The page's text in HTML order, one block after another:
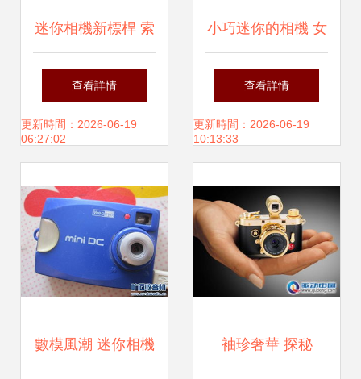
迷你相機新標桿 索
尼NEX-C3邯鄲
4580元體驗評測
查看詳情
更新時間：2026-06-19
06:27:02
小巧迷你的相機 女
生隨身拍攝的新寵
查看詳情
更新時間：2026-06-19
10:13:33
數模風潮 迷你相機 袖珍奢華 探秘